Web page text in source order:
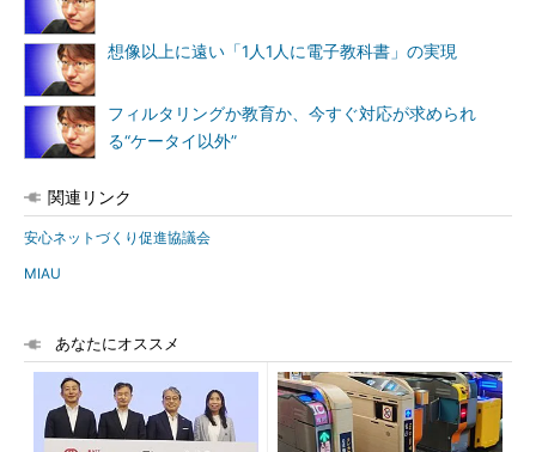
想像以上に遠い「1人1人に電子教科書」の実現
フィルタリングか教育か、今すぐ対応が求められ
る“ケータイ以外”
関連リンク
安心ネットづくり促進協議会
MIAU
あなたにオススメ